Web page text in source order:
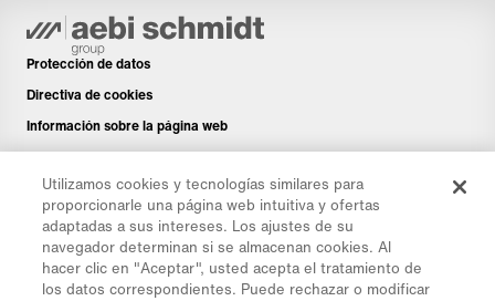
Protección de datos
Directiva de cookies
Información sobre la página web
Aviso legal
Boletín de noticias
Piezas de repuesto
Área de descargas
Calculadora de CO₂
Utilizamos cookies y tecnologías similares para
proporcionarle una página web intuitiva y ofertas
adaptadas a sus intereses. Los ajustes de su
navegador determinan si se almacenan cookies. Al
hacer clic en "Aceptar", usted acepta el tratamiento de
los datos correspondientes. Puede rechazar o modificar